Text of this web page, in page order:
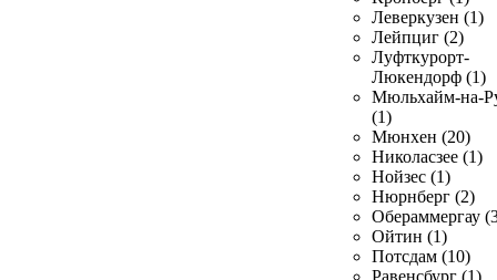
Леверкузен (1)
Лейпциг (2)
Луфткурорт-
Люкендорф (1)
Мюльхайм-на-
(1)
Мюнхен (20)
Николасзее (1)
Нойзес (1)
Нюрнберг (2)
Обераммергау
Ойтин (1)
Потсдам (10)
Равенсбург (1)